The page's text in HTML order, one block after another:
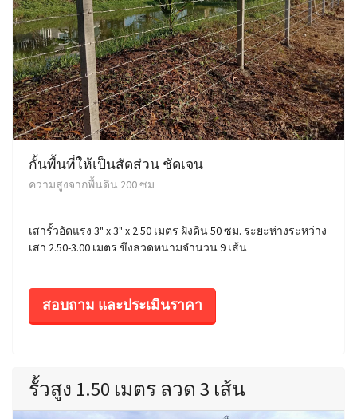
กั้นพื้นที่ให้เป็นสัดส่วน ชัดเจน
ความสูงจากพื้นดิน 200 ซม
เสารั้วอัดแรง 3" x 3" x 2.50 เมตร ฝังดิน 50 ซม. ระยะห่างระหว่าง
เสา 2.50-3.00 เมตร ขึงลวดหนามจำนวน 9 เส้น
สอบถาม และประเมินราคา
รั้วสูง 1.50 เมตร ลวด 3 เส้น